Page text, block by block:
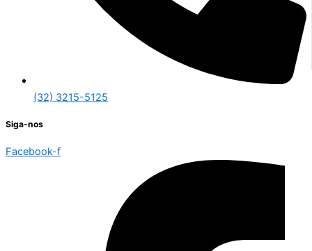
(32) 3215-5125
Siga-nos
Facebook-f